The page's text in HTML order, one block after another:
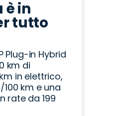
è in
tutto
Plug-in Hybrid
km di
in elettrico,
km e una
rate da 199